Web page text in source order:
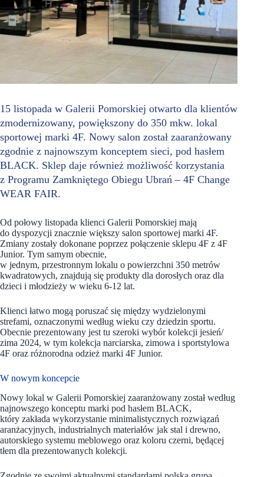
15 listopada w Galerii Pomorskiej otwarto dla klientów
zmodernizowany, powiększony do 350 mkw. lokal
sportowej marki 4F. Nowy salon został zaaranżowany
zgodnie z najnowszym konceptem sieci, pod hasłem
BLACK. Sklep daje również możliwość korzystania
z Programu Zamkniętego Obiegu Ubrań – 4F Change
WEAR FAIR.
Od połowy listopada klienci Galerii Pomorskiej mają
do dyspozycji znacznie większy salon sportowej marki 4F.
Zmiany zostały dokonane poprzez połączenie sklepu 4F z 4F
Junior. Tym samym obecnie,
w jednym, przestronnym lokalu o powierzchni 350 metrów
kwadratowych, znajdują się produkty dla dorosłych oraz dla
dzieci i młodzieży w wieku 6-12 lat.
Klienci łatwo mogą poruszać się między wydzielonymi
strefami, oznaczonymi według wieku czy dziedzin sportu.
Obecnie prezentowany jest tu szeroki wybór kolekcji jesień/
zima 2024, w tym kolekcja narciarska, zimowa i sportstylowa
4F oraz różnorodna odzież marki 4F Junior.
W nowym koncepcie
Nowy lokal w Galerii Pomorskiej zaaranżowany został według
najnowszego konceptu marki pod hasłem BLACK,
który zakłada wykorzystanie minimalistycznych rozwiązań
aranżacyjnych, industrialnych materiałów jak stal i drewno,
autorskiego systemu meblowego oraz koloru czerni, będącej
tłem dla prezentowanych kolekcji.